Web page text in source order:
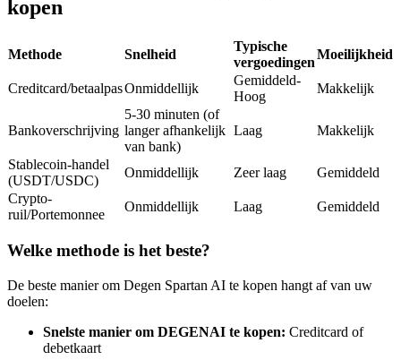
Kopiëren Handel
Sluit je aan bij top traders
Word een Copy Trader
kopen
Methode Snelheid
Typische
vergoedingen
Moeilijkheid
Creditcard/betaalpasOnmiddellijk
Gemiddeld-
Hoog
Makkelijk
Bankoverschrijving
5-30 minuten (of
langer afhankelijk
van bank)
Laag Makkelijk
Stablecoin-handel
(USDT/USDC)
Onmiddellijk Zeer laag
Gemiddeld
Crypto-
ruil/Portemonnee
Onmiddellijk Laag Gemiddeld
Welke methode is het beste?
De beste manier om Degen Spartan AI te kopen hangt af van uw
doelen:
Snelste manier om DEGENAI te kopen: Creditcard of
debetkaart